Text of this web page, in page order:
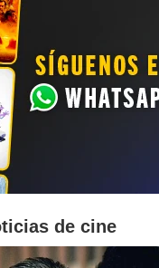
de cine